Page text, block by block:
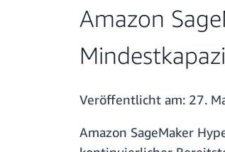
Amazon
Veröffentlicht am: 27.
Amazon SageMaker